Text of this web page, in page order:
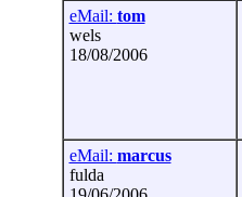
eMail: tom
wels
18/08/2006
eMail: marcus
fulda